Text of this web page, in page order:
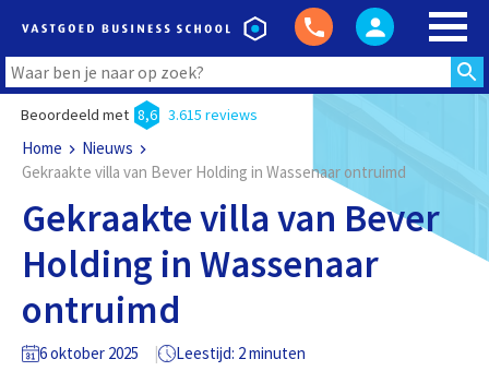
Beoordeeld met 8,6 3.615 reviews
Home
Nieuws
Gekraakte villa van Bever Holding in Wassenaar ontruimd
Gekraakte villa van Bever
Holding in Wassenaar
ontruimd
6 oktober 2025 Leestijd: 2 minuten